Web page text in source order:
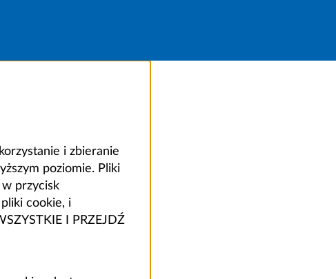
i zbieranie
poziomie. Pliki
przycisk
cookie, i
I PRZEJDŹ